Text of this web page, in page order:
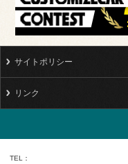
サイトポリシー
リンク
TEL